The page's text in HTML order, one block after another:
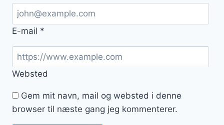
E-mail *
Websted
Gem mit navn, mail og websted i denne
browser til næste gang jeg kommenterer.